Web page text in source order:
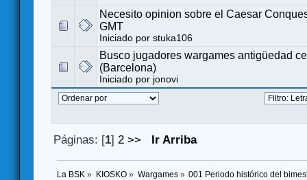
Necesito opinion sobre el Caesar
GMT
Iniciado por stuka106
Busco jugadores wargames antigüedad
(Barcelona)
Iniciado por jonovi
Páginas: [1] 2 >> Ir Arriba
La BSK » KIOSKO» Wargames» 001 Periodo histórico del